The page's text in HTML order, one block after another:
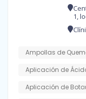
1,
Ampollas de
Aplicación de
Aplicación de